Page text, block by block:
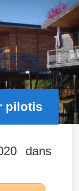
pilotis
dans